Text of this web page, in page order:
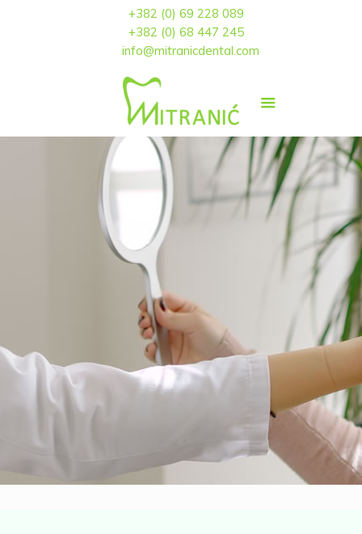
+382 (0) 69 228 089
+382 (0) 68 447 245
info@mitranicdental.com